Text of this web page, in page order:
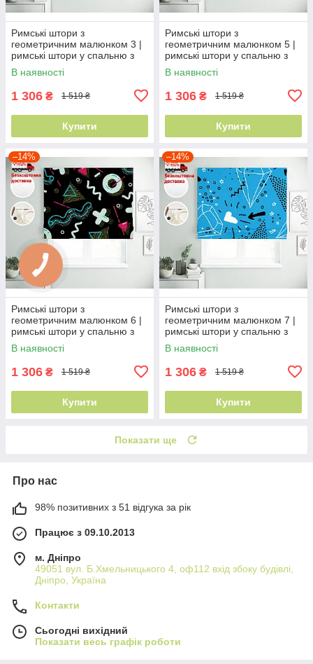
Римські штори з
геометричним малюнком 3 |
римські штори у спальню з
принтом
В наявності
1 306 ₴ 1 519 ₴
Купити
Римські штори з
геометричним малюнком 5 |
римські штори у спальню з
принтом
В наявності
1 306 ₴ 1 519 ₴
Купити
–14%
Римські штори з
геометричним малюнком 6 |
римські штори у спальню з
принтом
В наявності
1 306 ₴ 1 519 ₴
Купити
–14%
Римські штори з
геометричним малюнком 7 |
римські штори у спальню з
принтом
В наявності
1 306 ₴ 1 519 ₴
Купити
Показати ще
Про нас
98% позитивних з 51 відгука за рік
Працює з 09.10.2013
м. Дніпро
49051 вул. Б.Хмельницького 4, оф112 вхід збоку будівлі,
Дніпро, Україна
Контакти
Сьогодні вихідний
Показати весь графік роботи